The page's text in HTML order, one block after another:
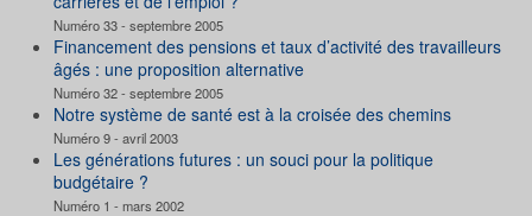
Numéro 33 - septembre 2005
Financement des pensions et taux d’activité des travailleurs
âgés : une proposition alternative
Numéro 32 - septembre 2005
Notre système de santé est à la croisée des chemins
Numéro 9 - avril 2003
Les générations futures : un souci pour la politique
budgétaire ?
Numéro 1 - mars 2002